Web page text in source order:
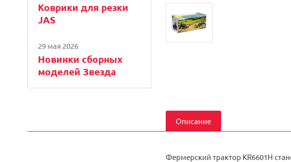
Коврики для резки
JAS
29 мая 2026
Новинки сборных
моделей Звезда
Описание
Фермерский трактор KR6601H